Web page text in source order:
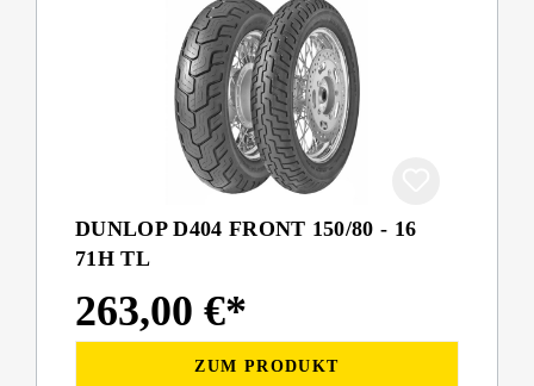
DUNLOP D404 FRONT 150/80 - 16
71H TL
263,00 €*
ZUM PRODUKT